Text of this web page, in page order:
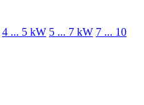
4 ... 5 kW 5 ... 7 kW 7 ... 10